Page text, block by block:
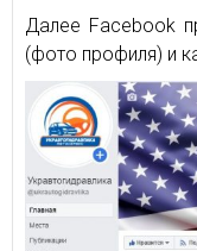
Далее Facebook
(фото профиля) и